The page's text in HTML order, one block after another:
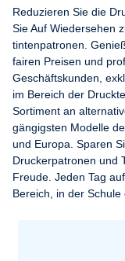
Reduzieren Sie die
Sie Auf Wiedersehen
tintenpatronen.
fairen Preisen und
Geschäftskunden,
im Bereich der
Sortiment an
gängigsten Modelle
und Europa. Sparen
Druckerpatronen und
Freude. Jeden Tag
Bereich, in der Schule